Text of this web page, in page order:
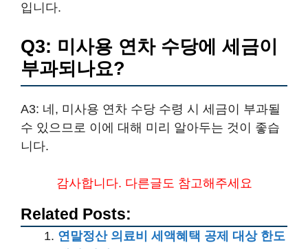
입니다.
Q3: 미사용 연차 수당에 세금이
부과되나요?
A3: 네, 미사용 연차 수당 수령 시 세금이 부과될
수 있으므로 이에 대해 미리 알아두는 것이 좋습
니다.
감사합니다. 다른글도 참고해주세요
Related Posts:
연말정산 의료비 세액혜택 공제 대상 한도